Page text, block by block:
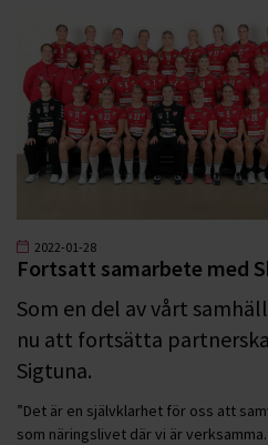
2022-01-28
Fortsatt samarbete med
Som en del av vårt
nu att fortsätta
Sigtuna.
”Det är en självklarhet för oss att
som näringslivet där vi är